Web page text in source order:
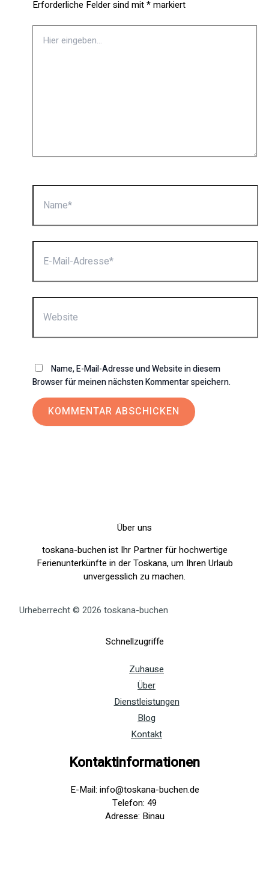
Erforderliche Felder sind mit*markiert
Hier
eingeben…
Name*
E-
Mail-
Website
Name, E-Mail-Adresse und Website in diesem
Browser für meinen nächsten Kommentar speichern.
Über uns
toskana-buchen ist Ihr Partner für hochwertige
Ferienunterkünfte in der Toskana, um Ihren Urlaub
unvergesslich zu machen.
Urheberrecht © 2026 toskana-buchen
Schnellzugriffe
Zuhause
Über
Dienstleistungen
Blog
Kontakt
Kontaktinformationen
E-Mail: info@toskana-buchen.de
Telefon: 49
Adresse: Binau